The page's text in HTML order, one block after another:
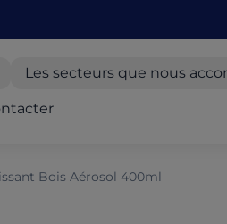
Les secteurs que nous
Bois Aérosol 400ml